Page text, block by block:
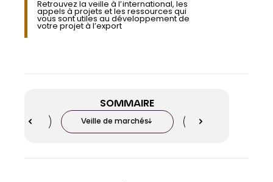
Retrouvez la veille à l’international, les
appels à projets et les ressources qui
vous sont utiles au développement de
votre projet à l’export
SOMMAIRE
Veille de marchés